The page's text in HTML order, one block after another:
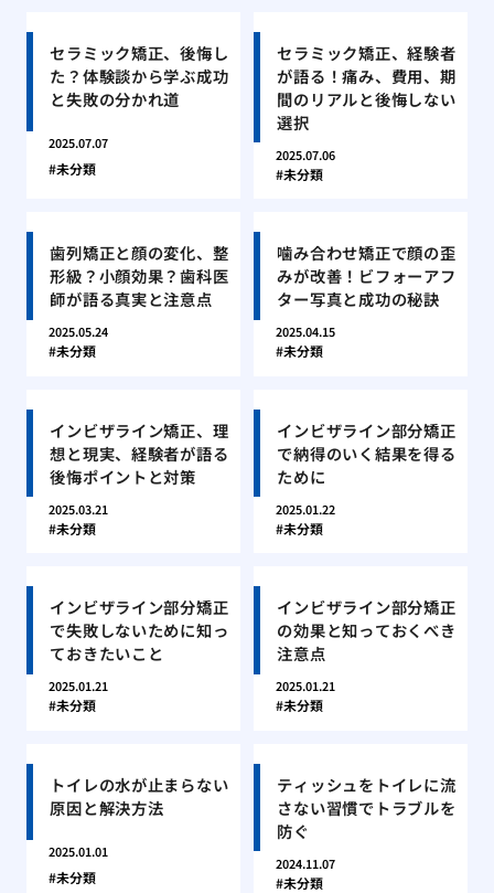
セラミック矯正、後悔し
た？体験談から学ぶ成功
と失敗の分かれ道
2025.07.07
未分類
セラミック矯正、経験者
が語る！痛み、費用、期
間のリアルと後悔しない
選択
2025.07.06
未分類
歯列矯正と顔の変化、整
形級？小顔効果？歯科医
師が語る真実と注意点
2025.05.24
未分類
噛み合わせ矯正で顔の歪
みが改善！ビフォーアフ
ター写真と成功の秘訣
2025.04.15
未分類
インビザライン矯正、理
想と現実、経験者が語る
後悔ポイントと対策
2025.03.21
未分類
インビザライン部分矯正
で納得のいく結果を得る
ために
2025.01.22
未分類
インビザライン部分矯正
で失敗しないために知っ
ておきたいこと
2025.01.21
未分類
インビザライン部分矯正
の効果と知っておくべき
注意点
2025.01.21
未分類
トイレの水が止まらない
原因と解決方法
2025.01.01
未分類
ティッシュをトイレに流
さない習慣でトラブルを
防ぐ
2024.11.07
未分類